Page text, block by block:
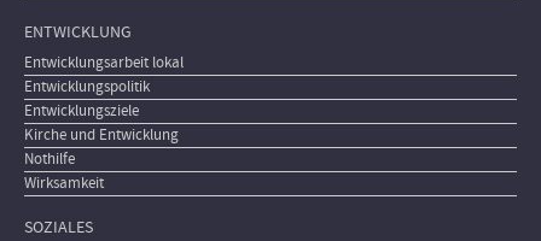
ENTWICKLUNG
Entwicklungsarbeit lokal
Entwicklungspolitik
Entwicklungsziele
Kirche und Entwicklung
Nothilfe
Wirksamkeit
SOZIALES